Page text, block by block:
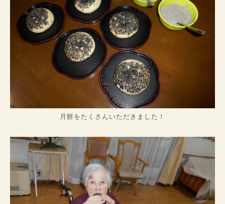
月餅をたくさんいただきました！